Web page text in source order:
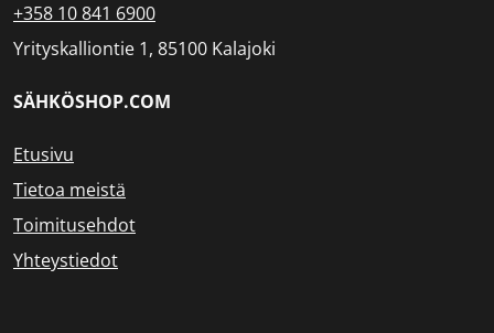
+358 10 841 6900
Yrityskalliontie 1, 85100 Kalajoki
SÄHKÖSHOP.COM
Etusivu
Tietoa meistä
Toimitusehdot
Yhteystiedot